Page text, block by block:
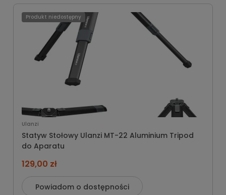
Ulanzi
Statyw Stołowy Ulanzi MT-22 Aluminium Tripod
do Aparatu
129,00 zł
Powiadom o dostępności
Produkt niedostępny